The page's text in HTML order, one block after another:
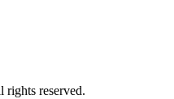
rights reserved.